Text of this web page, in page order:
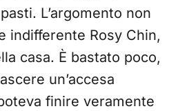
L’argomento non
indifferente Rosy Chin,
casa. È bastato poco,
un’accesa
finire veramente